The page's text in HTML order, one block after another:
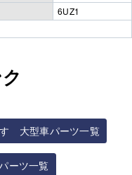
6UZ1
ゞ大型車パーツ一覧
ーツ一覧